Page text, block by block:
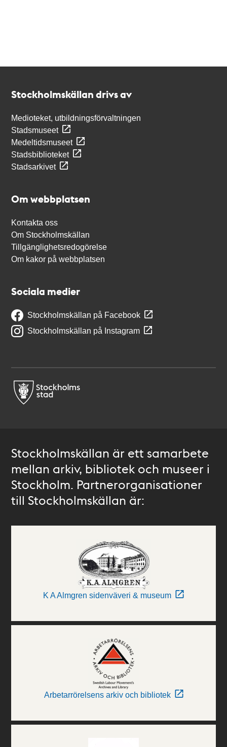
Stockholmskällan drivs av
Medioteket, utbildningsförvaltningen
Stadsmuseet
Medeltidsmuseet
Stadsbiblioteket
Stadsarkivet
Om webbplatsen
Kontakta oss
Om Stockholmskällan
Tillgänglighetsredogörelse
Om kakor på webbplatsen
Sociala medier
Stockholmskällan på Facebook
Stockholmskällan på Instagram
Stockholmskällan är ett samarbete
mellan arkiv, bibliotek och museer i
Stockholm. Partnerorganisationer
till Stockholmskällan är:
K A Almgren sidenväveri & museum
Arbetarrörelsens arkiv och bibliotek